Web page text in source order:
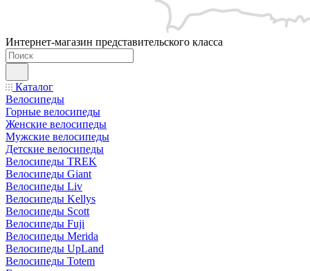
Интернет-магазин представительского класса
Каталог
Велосипеды
Горные велосипеды
Женские велосипеды
Мужские велосипеды
Детские велосипеды
Велосипеды TREK
Велосипеды Giant
Велосипеды Liv
Велосипеды Kellys
Велосипеды Scott
Велосипеды Fuji
Велосипеды Merida
Велосипеды UpLand
Велосипеды Totem